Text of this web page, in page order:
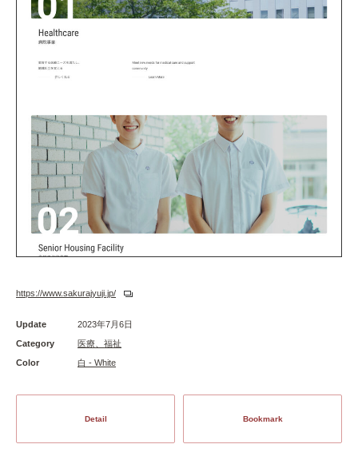
https://www.sakurajyuji.jp/
Update
2023年7月6日
Category
医療、福祉
Color
白 - White
Detail Bookmark